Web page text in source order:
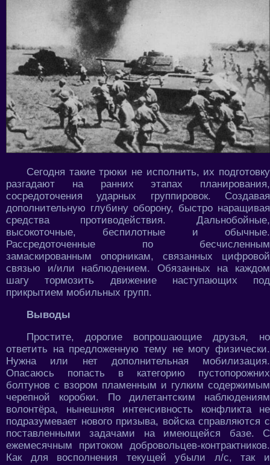
Сегодня такие трюки не исполнить, их подготовку
разгадают на ранних этапах планирования,
сосредоточения ударных группировок. Создавая
дополнительную глубину оборону, быстро наращивая
средства противодействия. Дальнобойные,
высокоточные, беспилотные и обычные.
Рассредоточенные по бесчисленным
замаскированным опорникам, связанных цифровой
связью и/или наблюдением. Обязанных на каждом
шагу тормозить движение наступающих под
прикрытием мобильных групп.
Выводы
Простите, дорогие вопрошающие друзья, но
ответить на предложенную тему не могу физически.
Нужна или нет дополнительная мобилизация.
Опасаюсь попасть в категорию пустопорожних
болтунов с взором пламенным и гулким содержимым
черепной коробки. По дилетантским наблюдениям
волонтёра, нынешняя интенсивность конфликта не
подразумевает нового призыва, войска справляются с
поставленными задачами на имеющейся базе. С
ежемесячным притоком добровольцев-контрактников.
Как для восполнения текущей убыли л/с, так и